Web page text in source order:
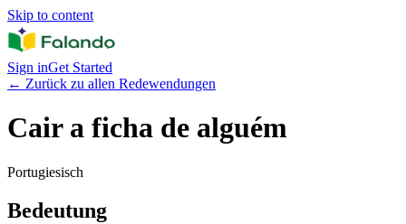
Skip to content
Sign inGet Started
← Zurück zu allen Redewendungen
Cair a ficha de alguém
Portugiesisch
Bedeutung